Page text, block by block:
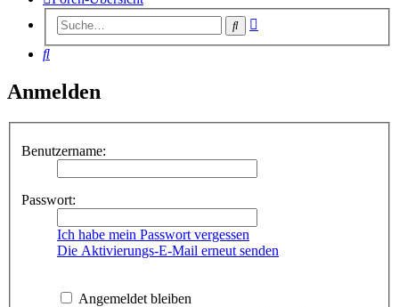
Suche
Suche
Anmelden
Benutzername:
Passwort:
Ich habe mein Passwort vergessen
Die Aktivierungs-E-Mail erneut senden
Angemeldet bleiben